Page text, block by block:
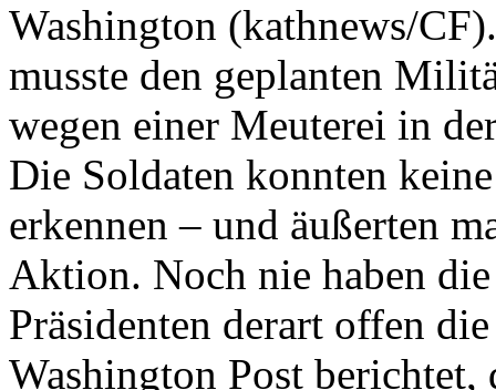
Washington (kathnews/
musste den geplanten
wegen einer Meuterei in
Die Soldaten konnten
erkennen – und äußerten
Aktion. Noch nie haben
Präsidenten derart offen
Washington Post